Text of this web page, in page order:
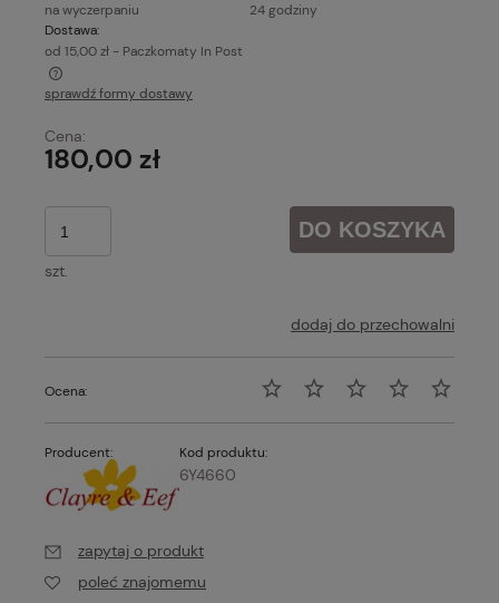
na wyczerpaniu
24 godziny
Dostawa:
od 15,00 zł - Paczkomaty In Post
Cena nie zawiera ewentualnych kosztów płatności
sprawdź formy dostawy
Cena:
180,00 zł
szt.
DO KOSZYKA
dodaj do przechowalni
Ocena:
Producent: Kod produktu:
6Y4660
zapytaj o produkt
poleć znajomemu